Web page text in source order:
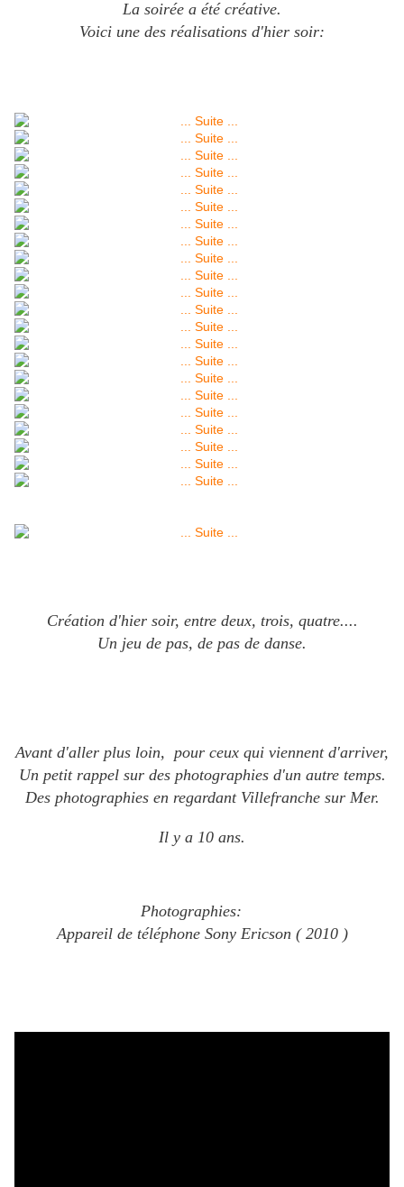
La soirée a été créative.
Voici une des réalisations d'hier soir:
Création d'hier soir, entre deux, trois, quatre....
Un jeu de pas, de pas de danse.
Avant d'aller plus loin, pour ceux qui viennent d'arriver,
Un petit rappel sur des photographies d'un autre temps.
Des photographies en regardant Villefranche sur Mer.
Il y a 10 ans.
Photographies:
Appareil de téléphone Sony Ericson ( 2010 )